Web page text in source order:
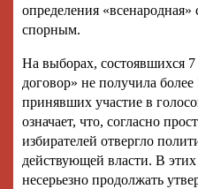
определения «всенародная»
спорным.
На выборах, состоявшихся
договор» не получила
принявших участие в
означает, что, согласно
избирателей отвергло
действующей власти. В
несерьезно продолжать